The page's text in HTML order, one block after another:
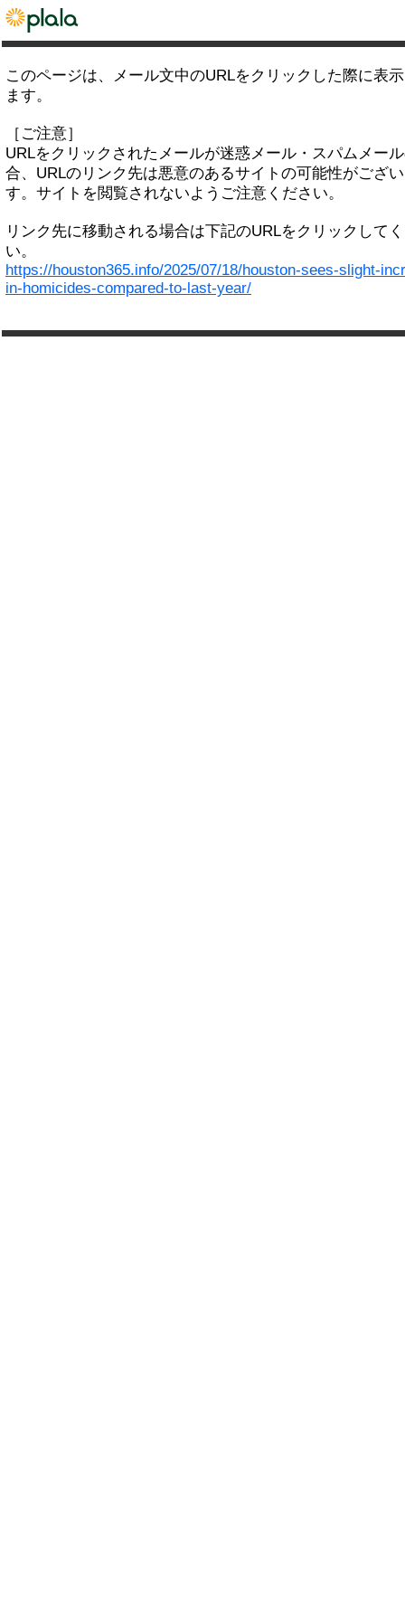
このページは、メール文中のURLをクリックした際に表
ます。
［ご注意］
URLをクリックされたメールが迷惑メール・スパムメー
合、URLのリンク先は悪意のあるサイトの可能性がござ
す。サイトを閲覧されないようご注意ください。
リンク先に移動される場合は下記のURLをクリックして
い。
https://houston365.info/2025/07/18/houston-sees-slight-
in-homicides-compared-to-last-year/